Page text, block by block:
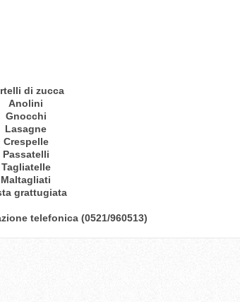
di zucca
Anolini
Gnocchi
Lasagne
Crespelle
Passatelli
Tagliatelle
Maltagliati
grattugiata
telefonica (0521/960513)